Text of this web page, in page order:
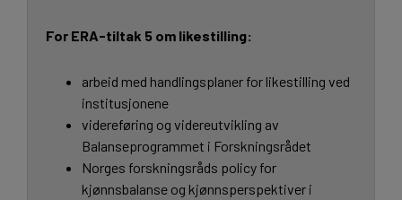
For ERA-tiltak 5 om likestilling:
arbeid med handlingsplaner for likestilling ved
institusjonene
videreføring og videreutvikling av
Balanseprogrammet i Forskningsrådet
Norges forskningsråds policy for
kjønnsbalanse og kjønnsperspektiver i